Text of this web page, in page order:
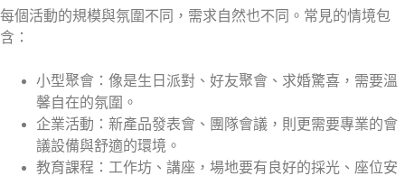
每個活動的規模與氛圍不同，需求自然也不同。常見的情境包
含：
小型聚會：像是生日派對、好友聚會、求婚驚喜，需要溫
馨自在的氛圍。
企業活動：新產品發表會、團隊會議，則更需要專業的會
議設備與舒適的環境。
教育課程：工作坊、講座，場地要有良好的採光、座位安